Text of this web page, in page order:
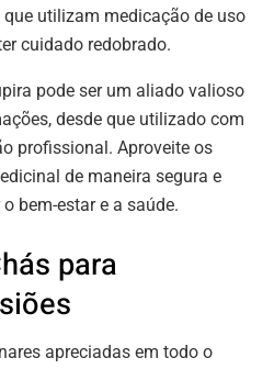
utilizam medicação de uso
cuidado redobrado.
pode ser um aliado valioso
desde que utilizado com
profissional. Aproveite os
de maneira segura e
bem-estar e a saúde.
para
apreciadas em todo o